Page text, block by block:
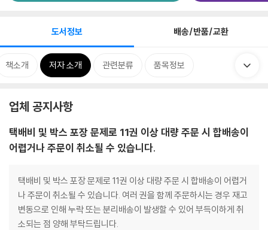
도서정보 배송/반품/교환
책소개 저자 소개 관련분류 품목정보
업체 공지사항
택배비 및 박스 포장 문제로 11권 이상 대량 주문 시 합배송이
어렵거나 주문이 취소될 수 있습니다.
택배비 및 박스 포장 문제로 11권 이상 대량 주문 시 합배송이 어렵거
나 주문이 취소될 수 있습니다. 여러 권을 함께 주문하시는 경우 재고
변동으로 인해 누락 또는 분리배송이 발생할 수 있어 부득이하게 취
소되는 점 양해 부탁드립니다.